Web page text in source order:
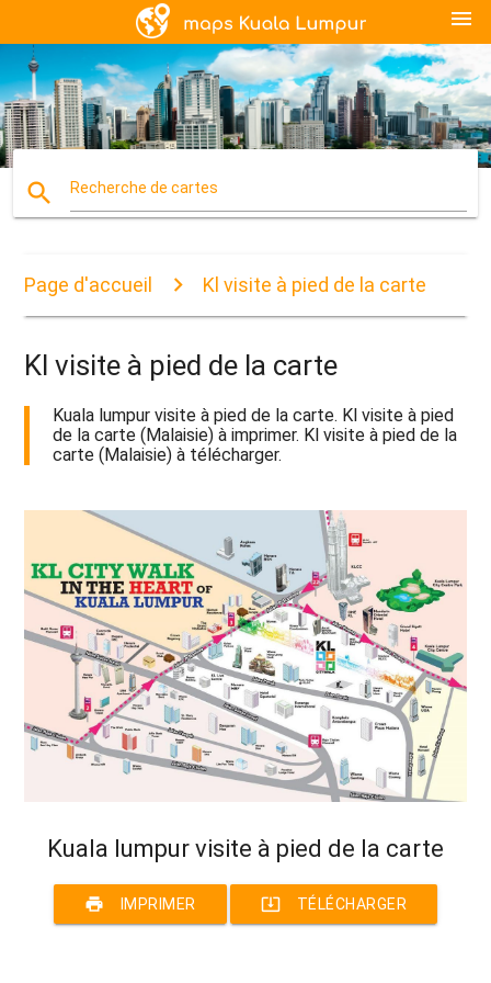
menu
search Recherche de cartes
Page d'accueil Kl visite à pied de la carte
Kl visite à pied de la carte
Kuala lumpur visite à pied de la carte. Kl visite à pied
de la carte (Malaisie) à imprimer. Kl visite à pied de la
carte (Malaisie) à télécharger.
Kuala lumpur visite à pied de la carte
print IMPRIMER system_update_alt TÉLÉCHARGER